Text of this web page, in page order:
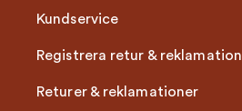
Kundservice
Registrera retur & reklamation
Returer & reklamationer